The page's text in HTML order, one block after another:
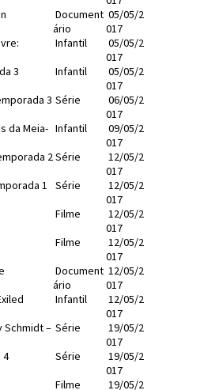
Document
ário
05/05/2
017
Infantil
05/05/2
017
3
Infantil
05/05/2
017
3 Série
06/05/2
017
da Meia- Infantil
09/05/2
017
2Série
12/05/2
017
1
Série
12/05/2
017
Filme
12/05/2
017
Filme
12/05/2
017
Document
ário
12/05/2
017
Infantil
12/05/2
017
Schmidt – Série
19/05/2
017
4
Série
19/05/2
017
Filme
19/05/2